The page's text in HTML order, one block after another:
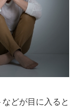
どが目に入ると